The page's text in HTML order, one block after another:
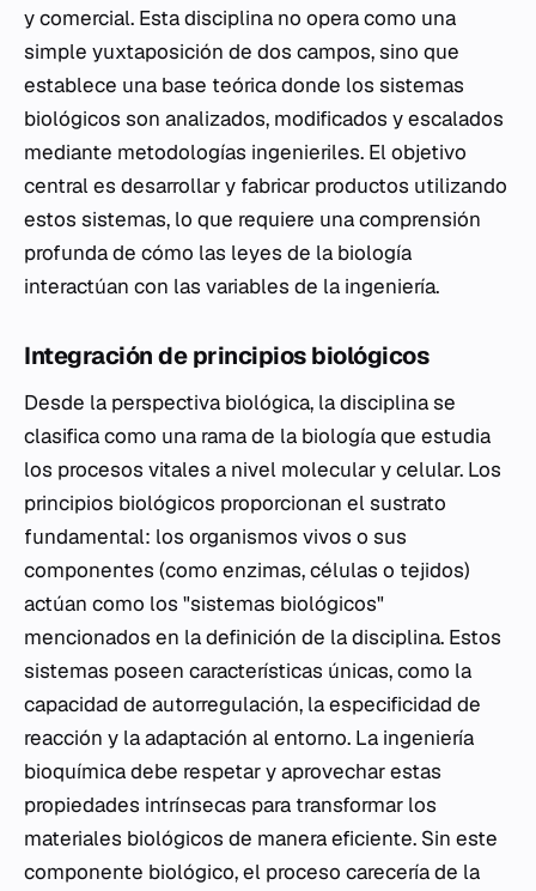
y comercial. Esta disciplina no opera como una
simple yuxtaposición de dos campos, sino que
establece una base teórica donde los sistemas
biológicos son analizados, modificados y escalados
mediante metodologías ingenieriles. El objetivo
central es desarrollar y fabricar productos utilizando
estos sistemas, lo que requiere una comprensión
profunda de cómo las leyes de la biología
interactúan con las variables de la ingeniería.
Integración de principios biológicos
Desde la perspectiva biológica, la disciplina se
clasifica como una rama de la biología que estudia
los procesos vitales a nivel molecular y celular. Los
principios biológicos proporcionan el sustrato
fundamental: los organismos vivos o sus
componentes (como enzimas, células o tejidos)
actúan como los "sistemas biológicos"
mencionados en la definición de la disciplina. Estos
sistemas poseen características únicas, como la
capacidad de autorregulación, la especificidad de
reacción y la adaptación al entorno. La ingeniería
bioquímica debe respetar y aprovechar estas
propiedades intrínsecas para transformar los
materiales biológicos de manera eficiente. Sin este
componente biológico, el proceso carecería de la